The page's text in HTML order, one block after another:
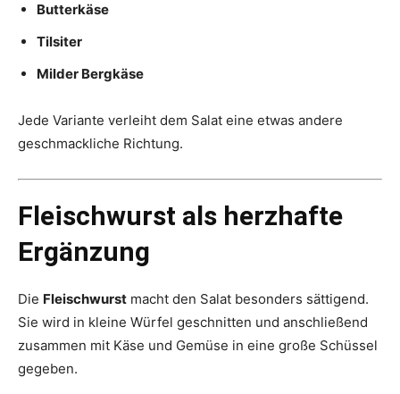
Butterkäse
Tilsiter
Milder Bergkäse
Jede Variante verleiht dem Salat eine etwas andere
geschmackliche Richtung.
Fleischwurst als herzhafte
Ergänzung
Die Fleischwurst macht den Salat besonders sättigend.
Sie wird in kleine Würfel geschnitten und anschließend
zusammen mit Käse und Gemüse in eine große Schüssel
gegeben.